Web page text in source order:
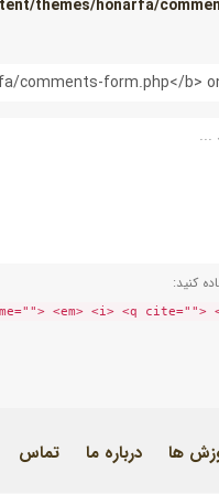
themes/honarfa/
کنید:
ها درباره ما تماس